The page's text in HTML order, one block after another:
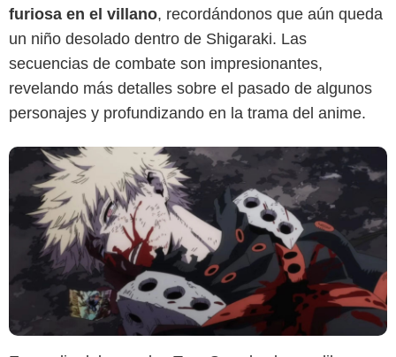
furiosa en el villano, recordándonos que aún queda
un niño desolado dentro de Shigaraki. Las
secuencias de combate son impresionantes,
revelando más detalles sobre el pasado de algunos
personajes y profundizando en la trama del anime.